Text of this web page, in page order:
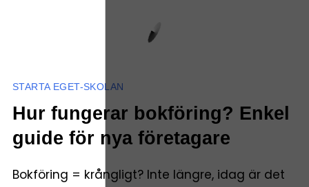
STARTA EGET-SKOLAN
Hur fungerar bokföring? Enkel
guide för nya företagare
Bokföring = krångligt? Inte längre, idag är det